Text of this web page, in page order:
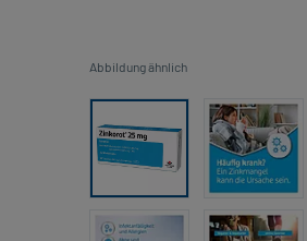
Abbildung ähnlich